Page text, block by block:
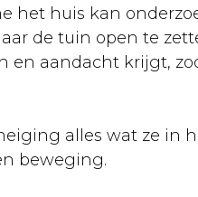
het huis kan
de tuin open te
en aandacht krijgt,
alles wat ze in
beweging.